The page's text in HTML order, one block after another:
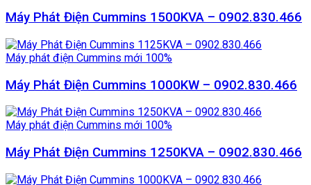
Máy Phát Điện Cummins 1500KVA – 0902.830.466
Máy phát điện Cummins mới 100%
Máy Phát Điện Cummins 1000KW – 0902.830.466
Máy phát điện Cummins mới 100%
Máy Phát Điện Cummins 1250KVA – 0902.830.466